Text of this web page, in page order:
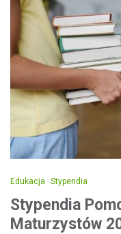
Edukacja Stypendia
Stypendia
Maturzystów